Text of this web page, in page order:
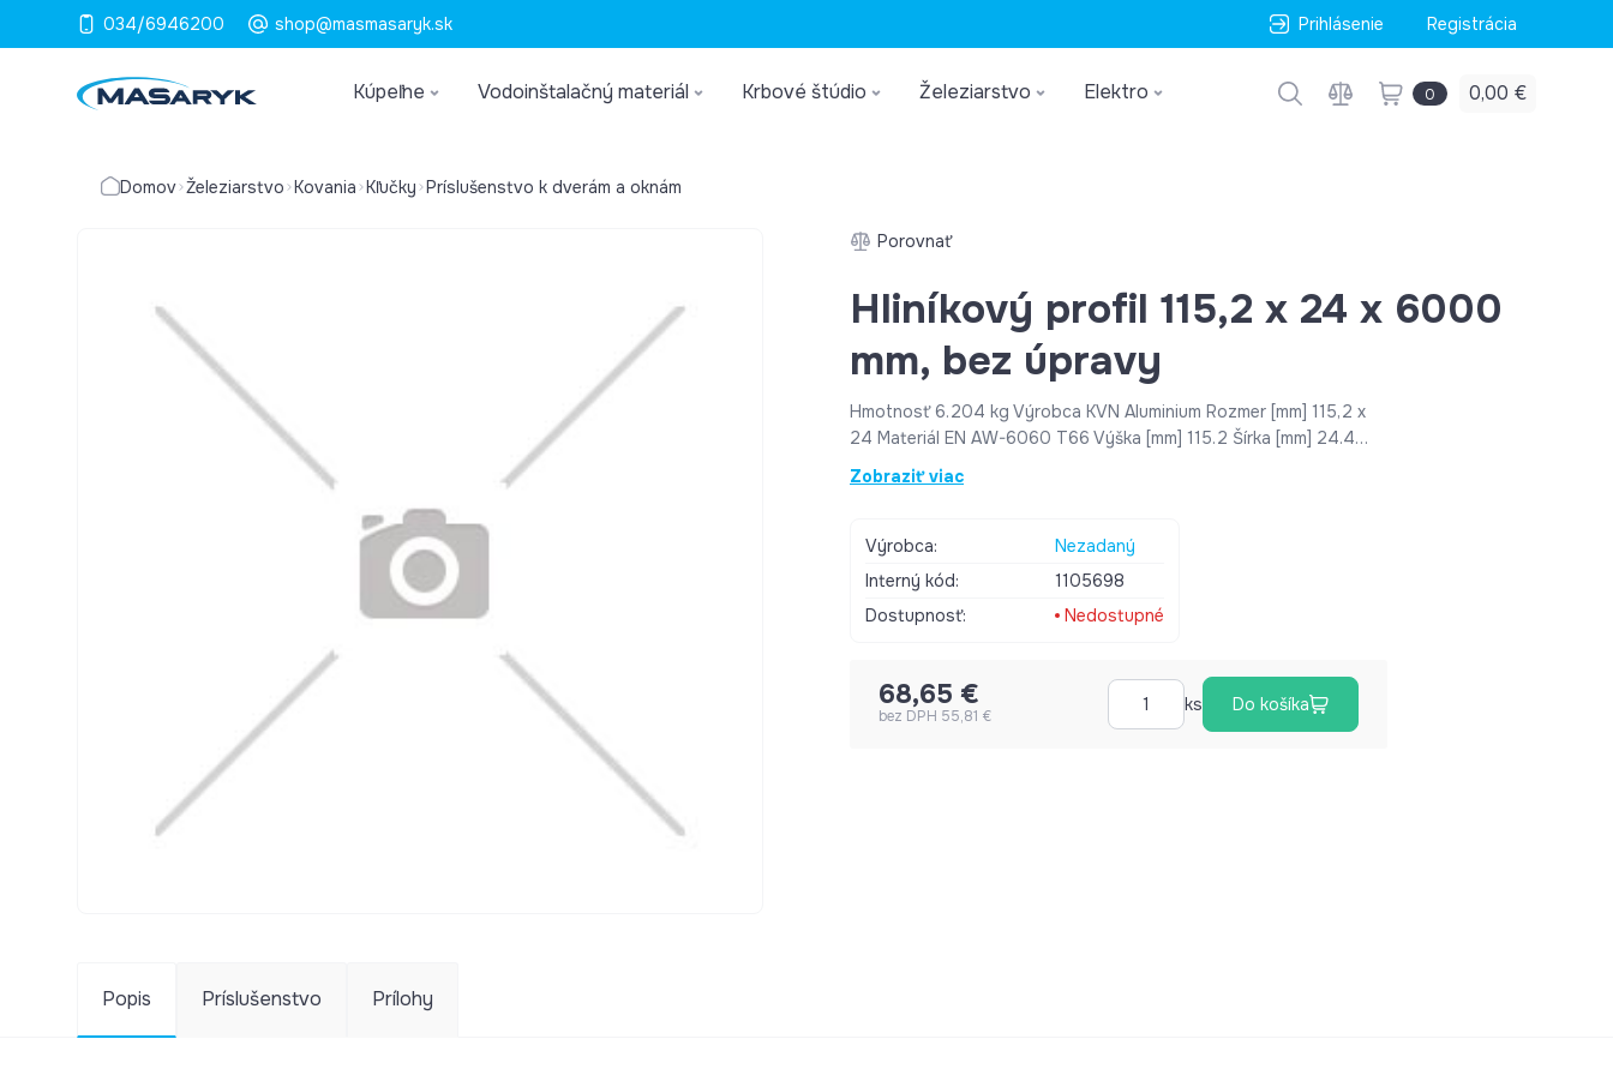
034/6946200 shop@masmasaryk.sk Prihlásenie Registrácia
Kúpeľne Vodoinštalačný materiál Krbové štúdio Železiarstvo Elektro 0 0,00 €
Domov Železiarstvo Kovania Kľučky Príslušenstvo k dverám a oknám
Porovnať
Hliníkový profil 115,2 x 24 x 6000
mm, bez úpravy
Hmotnosť 6.204 kg Výrobca KVN Aluminium Rozmer [mm] 115,2 x
24 Materiál EN AW-6060 T66 Výška [mm] 115.2 Šírka [mm] 24.4
Dĺžka [mm] 6000 Povrch Bez povrchovej úpravy Hrúbka steny
[mm] 1,6 Záruka 24 mesiacov
Zobraziť viac
Výrobca:
Nezadaný
Interný kód:
1105698
Dostupnosť:
Nedostupné
68,65 €
bez DPH 55,81 €
ks Do košíka
Popis Príslušenstvo Prílohy